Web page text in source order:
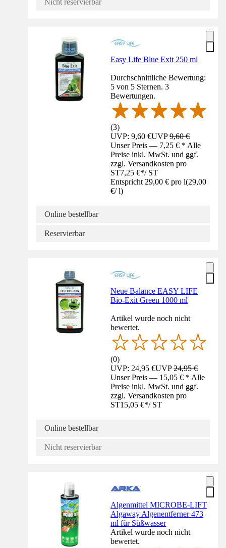
Easy Life Blue Exit 250 ml
Durchschnittliche Bewertung:
5 von 5 Sternen. 3
Bewertungen.
(3)
UVP: 9,60 €UVP9,60 €
Unser Preis — 7,25 € * Alle
Preise inkl. MwSt. und ggf.
zzgl. Versandkosten pro
ST7,25 €*/ ST
Entspricht 29,00 € pro l(29,00
€/ l)
Online bestellbar
Reservierbar
Neue Balance EASY LIFE
Bio-Exit Green 1000 ml
Artikel wurde noch nicht
bewertet.
(0)
UVP: 24,95 €UVP24,95 €
Unser Preis — 15,05 € * Alle
Preise inkl. MwSt. und ggf.
zzgl. Versandkosten pro
ST15,05 €*/ ST
Online bestellbar
Nicht reservierbar
Algenmittel MICROBE-LIFT
Algaway Algenentferner 473
ml für Süßwasser
Artikel wurde noch nicht
bewertet.